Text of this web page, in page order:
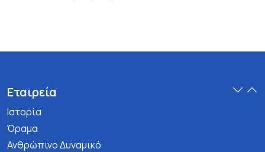
Εταιρεία
Ιστορία
Όραμα
Ανθρώπινο Δυναμικό